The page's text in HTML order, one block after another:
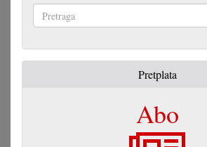
Pretplata
Abo